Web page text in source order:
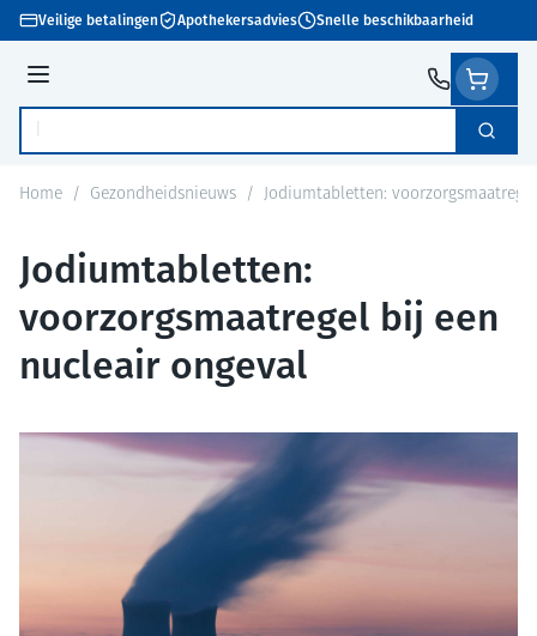
Ga naar de inhoud
Veilige betalingen Apothekersadvies Snelle beschikbaarheid
Menu
Product, merk, categorie... Zoek
Home / Gezondheidsnieuws / Jodiumtabletten:
Jodiumtabletten:
voorzorgsmaatregel bij een
nucleair ongeval